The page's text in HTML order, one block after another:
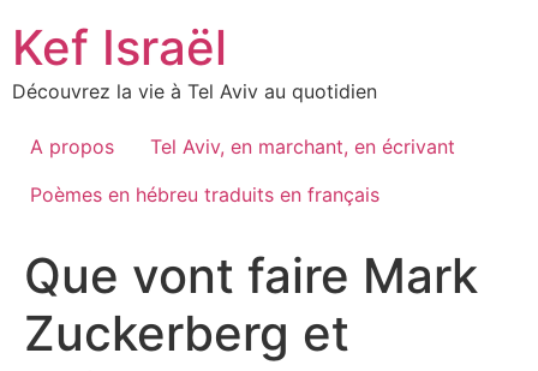
content
Kef Israël
Découvrez la vie à Tel Aviv au quotidien
A propos
Tel Aviv, en marchant, en écrivant
Poèmes en hébreu traduits en français
Que vont faire Mark
Zuckerberg et